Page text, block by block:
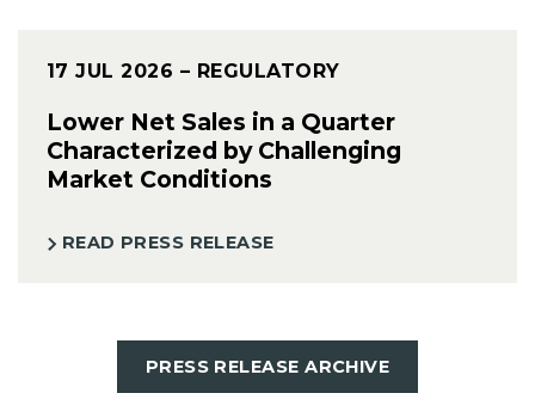
17 JUL 2026 – REGULATORY
Lower Net Sales in a Quarter
Characterized by Challenging
Market Conditions
READ PRESS RELEASE
PRESS RELEASE ARCHIVE